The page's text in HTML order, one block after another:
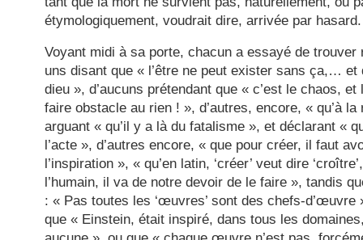
étymologiquement, voudrait dire, arrivée par hasard.
Voyant midi à sa porte, chacun a essayé de trouver
uns disant que « l’être ne peut exister sans ça,… et
dieu », d’aucuns prétendant que « c’est le chaos,
faire obstacle au rien ! », d’autres, encore, « qu’à
arguant « qu’il y a là du fatalisme », et déclarant «
l’acte », d’autres encore, « que pour créer, il faut
l’inspiration », « qu’en latin, ‘créer’ veut dire
l’humain, il va de notre devoir de le faire », tandis
: « Pas toutes les ‘œuvres’ sont des chefs-d’œuvre
que « Einstein, était inspiré, dans tous les